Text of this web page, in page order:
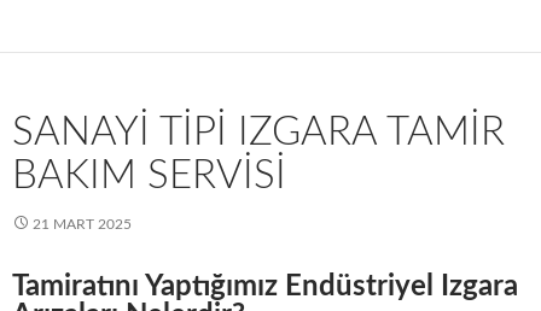
SANAYI TIPI IZGARA TAMIR
BAKIM SERVISI
21 MART 2025
Tamiratını Yaptığımız Endüstriyel Izgara